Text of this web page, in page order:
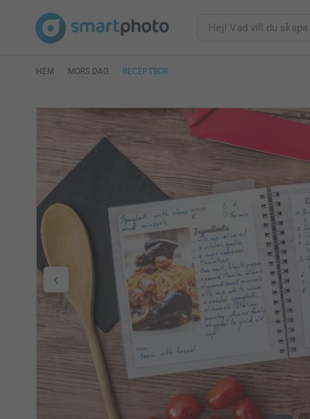
HEM MORS DAG RECEPTBOK